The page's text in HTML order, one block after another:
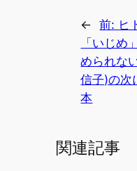
← 前: ヒ
「いじめ
められな
信子)の次
本
関連記事